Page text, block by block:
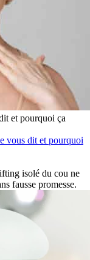
et pourquoi ça
isolé du cou ne
fausse promesse.